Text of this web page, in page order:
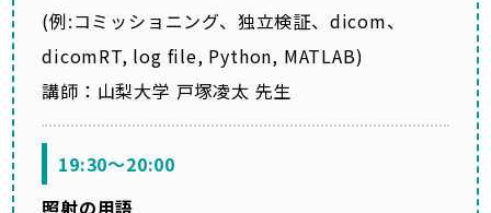
(例:コミッショニング、独立検証、dicom、
dicomRT, log file, Python, MATLAB)
講師：山梨大学 戸塚凌太 先生
19:30～20:00
照射の用語